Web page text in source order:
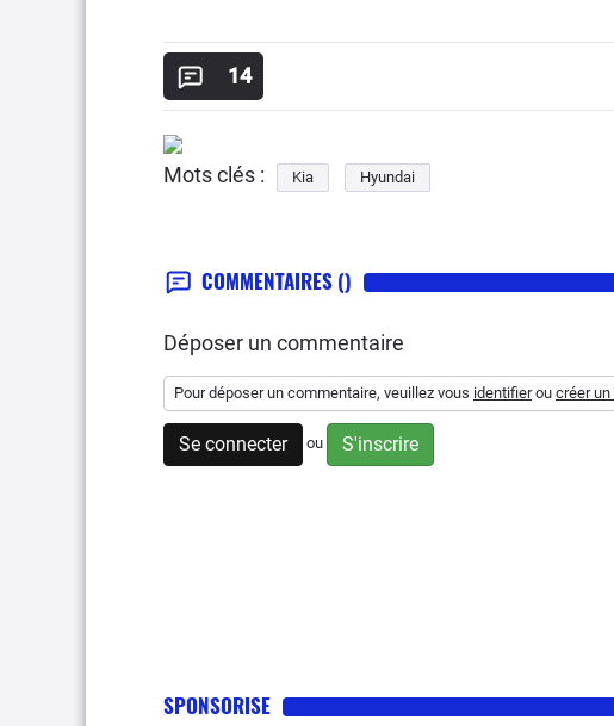
14
Mots clés : Kia Hyundai
COMMENTAIRES ()
Déposer un commentaire
Pour déposer un commentaire, veuillez vous identifierou créer
Se connecter ou S'inscrire
SPONSORISE